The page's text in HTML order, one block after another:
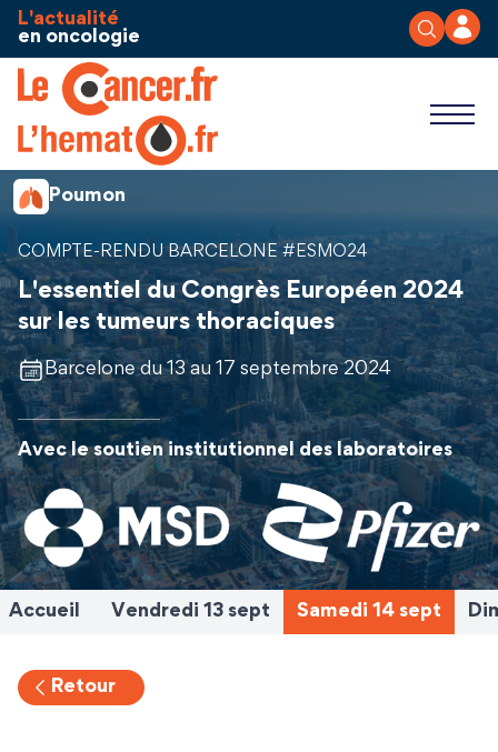
Aller au contenu
L'actualité
en oncologie
Poumon
COMPTE-RENDU BARCELONE #ESMO24
L'essentiel du Congrès Européen 2024
sur les tumeurs thoraciques
Barcelone du 13 au 17 septembre 2024
Avec le soutien institutionnel des laboratoires
Accueil Vendredi 13 sept Samedi 14 sept
Retour
Panneau de gestion des cookies